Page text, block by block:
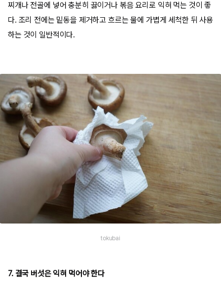
찌개나 전골에 넣어 충분히 끓이거나 볶음 요리로 익혀 먹는 것이 좋
다. 조리 전에는 밑동을 제거하고 흐르는 물에 가볍게 세척한 뒤 사용
하는 것이 일반적이다.
tokubai
7. 결국 버섯은 익혀 먹어야 한다